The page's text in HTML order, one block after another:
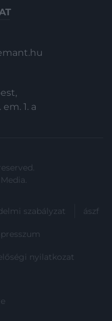
1. a
.
szabályzat ászf
nyilatkozat